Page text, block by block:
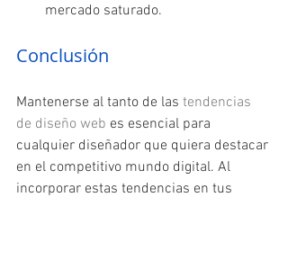
mercado saturado.
Conclusión
Mantenerse al tanto de las tendencias
de diseño web es esencial para
cualquier diseñador que quiera destacar
en el competitivo mundo digital. Al
incorporar estas tendencias en tus